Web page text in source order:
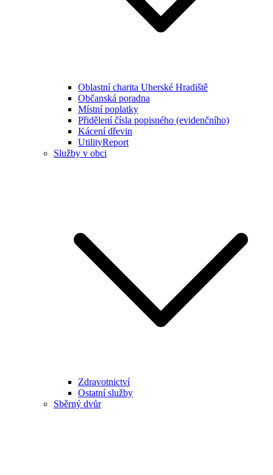
Oblastní charita Uherské Hradiště
Občanská poradna
Místní poplatky
Přidělení čísla popisného (evidenčního)
Kácení dřevin
UtilityReport
Služby v obci
Zdravotnictví
Ostatní služby
Sběrný dvůr